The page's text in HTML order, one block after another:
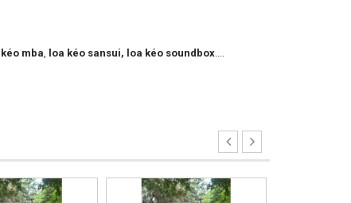
kéo mba, loa kéo sansui, loa kéo soundbox....